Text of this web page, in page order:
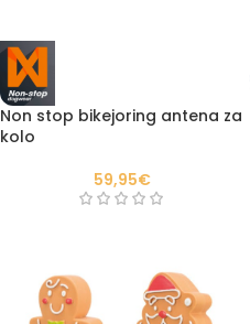
Non stop bikejoring antena za
kolo
59,95€